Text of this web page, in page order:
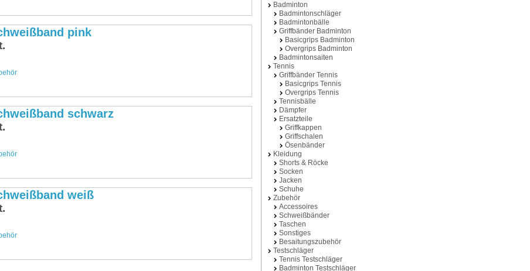
pink
schwarz
weiß
Badminton
Badmintonschläger
Badmintonbälle
Griffbänder Badminton
Basicgrips Badminton
Overgrips Badminton
Badmintonsaiten
Tennis
Griffbänder Tennis
Basicgrips Tennis
Overgrips Tennis
Tennisbälle
Dämpfer
Ersatzteile
Griffkappen
Griffschalen
Ösenbänder
Kleidung
Shorts & Röcke
Socken
Jacken
Schuhe
Zubehör
Accessoires
Schweißbänder
Taschen
Sonstiges
Besaitungszubehör
Testschläger
Tennis Testschläger
Badminton Testschläger